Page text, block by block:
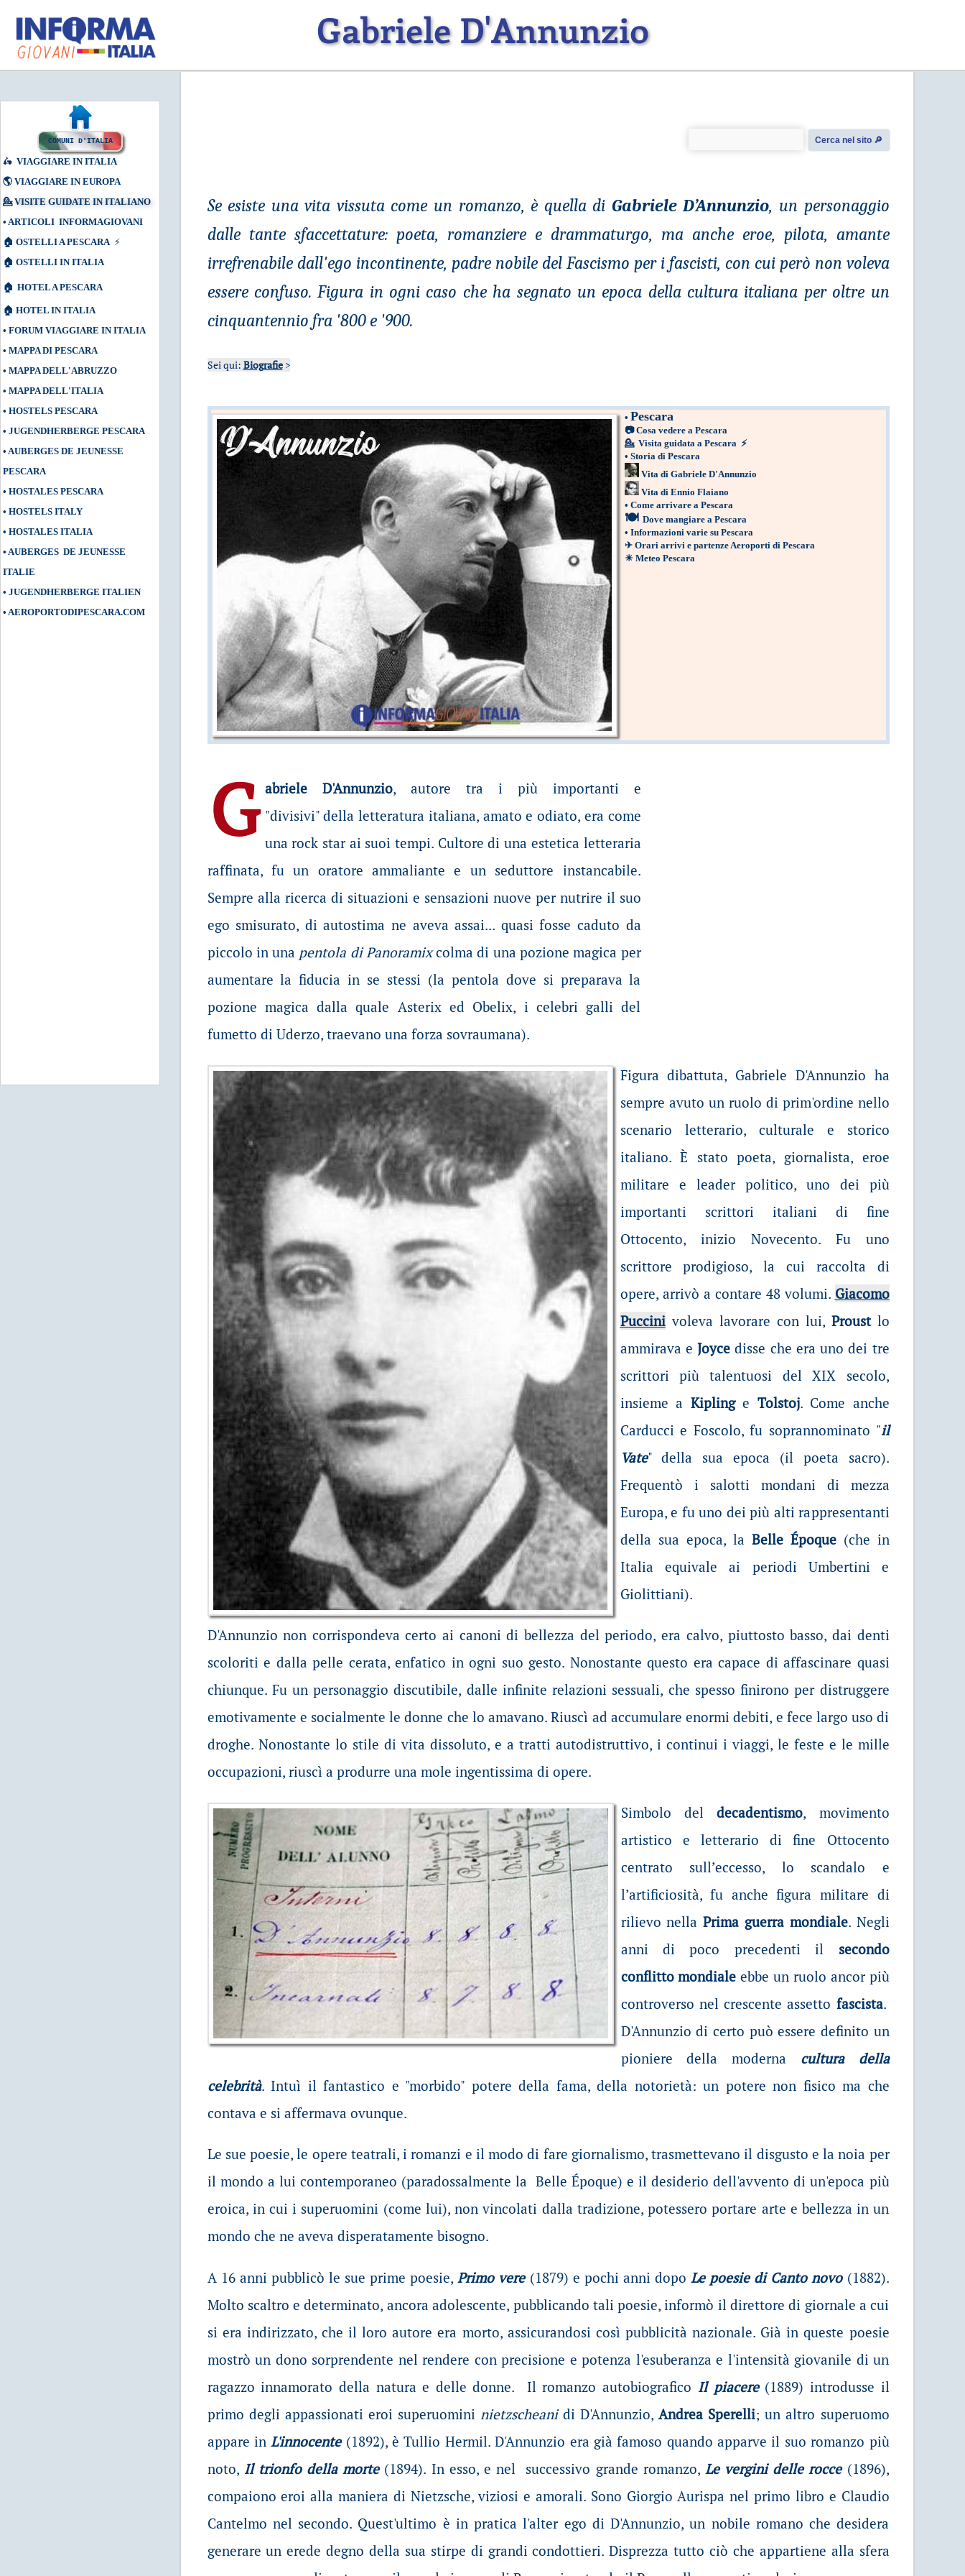
Gabriele D'Annunzio
COMUNI D'ITALIA
🛵 VIAGGIARE IN ITALIA
🌎 VIAGGIARE IN EUROPA
💁 VISITE GUIDATE IN ITALIANO
• ARTICOLI INFORMAGIOVANI
🏠 OSTELLI A PESCARA ⚡
🏠 OSTELLI IN ITALIA
🏠 HOTEL A PESCARA
🏠 HOTEL IN ITALIA
• FORUM VIAGGIARE IN ITALIA
• MAPPA DI PESCARA
• MAPPA DELL'ABRUZZO
• MAPPA DELL'ITALIA
• HOSTELS PESCARA
• JUGENDHERBERGE PESCARA
• AUBERGES DE JEUNESSE
PESCARA
• HOSTALES PESCARA
• HOSTELS ITALY
• HOSTALES ITALIA
• AUBERGES DE JEUNESSE
ITALIE
• JUGENDHERBERGE ITALIEN
• AEROPORTODIPESCARA.COM
Cerca nel sito 🔎︎
Se esiste una vita vissuta come un romanzo, è quella di Gabriele D’Annunzio, un personaggio
dalle tante sfaccettature: poeta, romanziere e drammaturgo, ma anche eroe, pilota, amante
irrefrenabile dall'ego incontinente, padre nobile del Fascismo per i fascisti, con cui però non voleva
essere confuso. Figura in ogni caso che ha segnato un epoca della cultura italiana per oltre un
cinquantennio fra '800 e '900.
Sei qui: Biografie>
• Pescara
📷 Cosa vedere a Pescara
💁 Visita guidata a Pescara ⚡
• Storia di Pescara
Vita di Gabriele D'Annunzio
Vita di Ennio Flaiano
• Come arrivare a Pescara
🍽 Dove mangiare a Pescara
• Informazioni varie su Pescara
✈ Orari arrivi e partenze Aeroporti di Pescara
☀ Meteo Pescara
G abriele D'Annunzio, autore tra i più importanti e
"divisivi" della letteratura italiana, amato e odiato, era come
una rock star ai suoi tempi. Cultore di una estetica letteraria
raffinata, fu un oratore ammaliante e un seduttore instancabile.
Sempre alla ricerca di situazioni e sensazioni nuove per nutrire il suo
ego smisurato, di autostima ne aveva assai... quasi fosse caduto da
piccolo in una pentola di Panoramixcolma di una pozione magica per
aumentare la fiducia in se stessi (la pentola dove si preparava la
pozione magica dalla quale Asterix ed Obelix, i celebri galli del
fumetto di Uderzo, traevano una forza sovraumana).
Figura dibattuta, Gabriele D'Annunzio ha
sempre avuto un ruolo di prim'ordine nello
scenario letterario, culturale e storico
italiano. È stato poeta, giornalista, eroe
militare e leader politico, uno dei più
importanti scrittori italiani di fine
Ottocento, inizio Novecento. Fu uno
scrittore prodigioso, la cui raccolta di
opere, arrivò a contare 48 volumi. Giacomo
Puccinivoleva lavorare con lui, Proustlo
ammirava e Joyce disse che era uno dei tre
scrittori più talentuosi del XIX secolo,
insieme a Kiplinge Tolstoj. Come anche
Carducci e Foscolo, fu soprannominato "il
Vate" della sua epoca (il poeta sacro).
Frequentò i salotti mondani di mezza
Europa, e fu uno dei più alti rappresentanti
della sua epoca, la Belle Époque(che in
Italia equivale ai periodi Umbertini e
Giolittiani).
D'Annunzio non corrispondeva certo ai canoni di bellezza del periodo, era calvo, piuttosto basso, dai denti
scoloriti e dalla pelle cerata, enfatico in ogni suo gesto. Nonostante questo era capace di affascinare quasi
chiunque. Fu un personaggio discutibile, dalle infinite relazioni sessuali, che spesso finirono per distruggere
emotivamente e socialmente le donne che lo amavano. Riuscì ad accumulare enormi debiti, e fece largo uso di
droghe. Nonostante lo stile di vita dissoluto, e a tratti autodistruttivo, i continui i viaggi, le feste e le mille
occupazioni, riuscì a produrre una mole ingentissima di opere.
Simbolo deldecadentismo, movimento
artistico e letterario di fine Ottocento
centrato sull’eccesso, lo scandalo e
l’artificiosità, fu anche figura militare di
rilievo nellaPrima guerra mondiale. Negli
anni di poco precedenti il secondo
conflitto mondiale ebbe un ruolo ancor più
controverso nel crescente assetto fascista.
D'Annunzio di certo può essere definito un
pioniere della moderna cultura della
celebrità. Intuì il fantastico e "morbido" potere della fama, della notorietà: un potere non fisico ma che
contava e si affermava ovunque.
Le sue poesie, le opere teatrali, i romanzi e il modo di fare giornalismo, trasmettevano il disgusto e la noia per
il mondo a lui contemporaneo (paradossalmente la Belle Époque) e il desiderio dell'avvento di un'epoca più
eroica, in cui i superuomini (come lui), non vincolati dalla tradizione, potessero portare arte e bellezza in un
mondo che ne aveva disperatamente bisogno.
A 16 anni pubblicò le sue prime poesie, Primo vere(1879) e pochi anni dopo Le poesie di Canto novo(1882).
Molto scaltro e determinato, ancora adolescente, pubblicando tali poesie, informò il direttore di giornale a cui
si era indirizzato, che il loro autore era morto, assicurandosi così pubblicità nazionale. Già in queste poesie
mostrò un dono sorprendente nel rendere con precisione e potenza l'esuberanza e l'intensità giovanile di un
ragazzo innamorato della natura e delle donne. Il romanzo autobiografico Il piacere(1889) introdusse il
primo degli appassionati eroi superuomini nietzscheanidi D'Annunzio,Andrea Sperelli; un altro superuomo
appare in L'innocente(1892), è Tullio Hermil. D'Annunzio era già famoso quando apparve il suo romanzo più
noto, Il trionfo della morte(1894). In esso, e nel successivo grande romanzo, Le vergini delle rocce (1896),
compaiono eroi alla maniera di Nietzsche, viziosi e amorali. Sono Giorgio Aurispa nel primo libro e Claudio
Cantelmo nel secondo. Quest'ultimo è in pratica l'alter ego di D'Annunzio, un nobile romano che desidera
generare un erede degno della sua stirpe di grandi condottieri. Disprezza tutto ciò che appartiene alla sfera